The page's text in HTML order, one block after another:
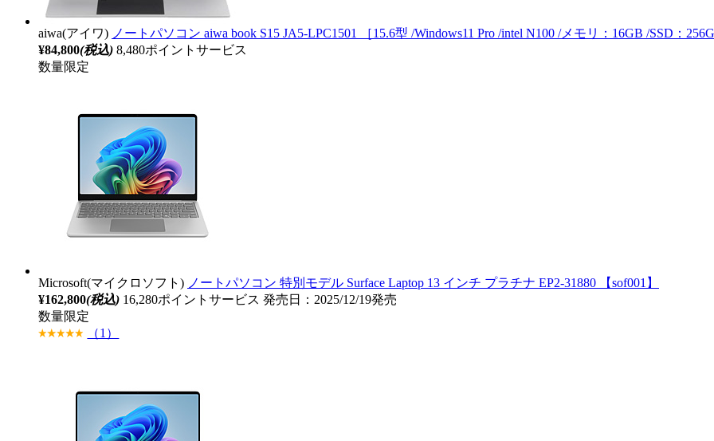
aiwa(アイワ) ノートパソコン aiwa book S15 JA5-LPC1501 ［15.6型 /Windows11 Pro /intel N100 /メモリ：16GB /SSD：
¥84,800(税込) 8,480ポイントサービス
数量限定
Microsoft(マイクロソフト) ノートパソコン 特別モデル Surface Laptop 13 インチ プラチナ EP2-31880 【sof001】
¥162,800(税込) 16,280ポイントサービス 発売日：2025/12/19発売
数量限定
（1）